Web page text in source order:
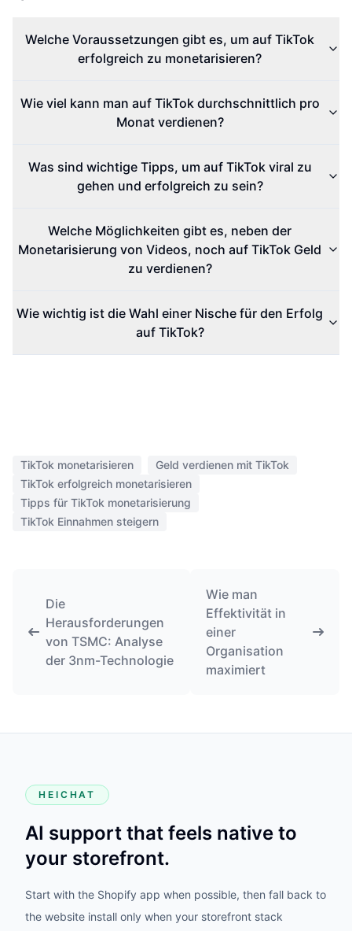
Welche Voraussetzungen gibt es, um auf TikTok
erfolgreich zu monetarisieren?
Wie viel kann man auf TikTok durchschnittlich pro
Monat verdienen?
Was sind wichtige Tipps, um auf TikTok viral zu
gehen und erfolgreich zu sein?
Welche Möglichkeiten gibt es, neben der
Monetarisierung von Videos, noch auf TikTok Geld
zu verdienen?
Wie wichtig ist die Wahl einer Nische für den Erfolg
auf TikTok?
TikTok monetarisieren
Geld verdienen mit TikTok
TikTok erfolgreich monetarisieren
Tipps für TikTok monetarisierung
TikTok Einnahmen steigern
Die
Herausforderungen
von TSMC: Analyse
der 3nm-Technologie
Wie man
Effektivität in
einer
Organisation
maximiert
HEICHAT
AI support that feels native to
your storefront.
Start with the Shopify app when possible, then fall back to
the website install only when your storefront stack